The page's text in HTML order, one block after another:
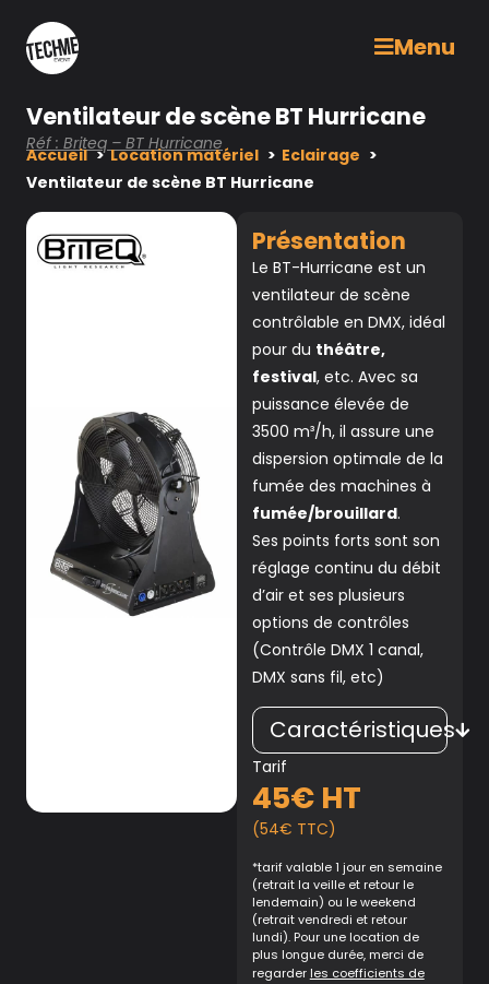
Menu
Ventilateur de scène BT Hurricane
Réf : Briteq – BT Hurricane
Accueil Location matériel
Eclairage
Ventilateur de scène BT Hurricane
Présentation
Le BT-Hurricane est un
ventilateur de scène
contrôlable en DMX, idéal
pour du théâtre,
festival, etc. Avec sa
puissance élevée de
3500 m³/h, il assure une
dispersion optimale de la
fumée des machines à
fumée/brouillard.
Ses points forts sont son
réglage continu du débit
d’air et ses plusieurs
options de contrôles
(Contrôle DMX 1 canal,
DMX sans fil, etc)
Caractéristiques
Tarif
45€ HT
(54€ TTC)
*tarif valable 1 jour en semaine
(retrait la veille et retour le
lendemain) ou le weekend
(retrait vendredi et retour
lundi). Pour une location de
plus longue durée, merci de
regarder les coefficients de